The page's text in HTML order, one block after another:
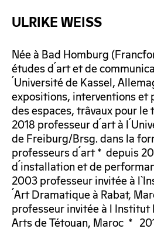
ULRIKE WEISS
Née à Bad Homburg
études d´art et de
´Université de Kassel,
expositions, interventions et
des espaces, trâvaux pour le
2018 professeur d´art à
de Freiburg/Brsg. dans la
professeurs d´art * depuis
d´installation et de
2003 professeur invitée à
´Art Dramatique à Rabat,
professeur invitée à l Institut
Arts de Tétouan, Maroc *